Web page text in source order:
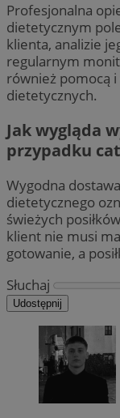
Profesjonalna
dietetycznym
klienta, analizie
regularnym
również pomocą
dietetycznych.
Jak wygląda
przypadku
Wygodna
dietetycznego
świeżych
klient nie musi
gotowanie, a
Słuchaj
Udostępnij